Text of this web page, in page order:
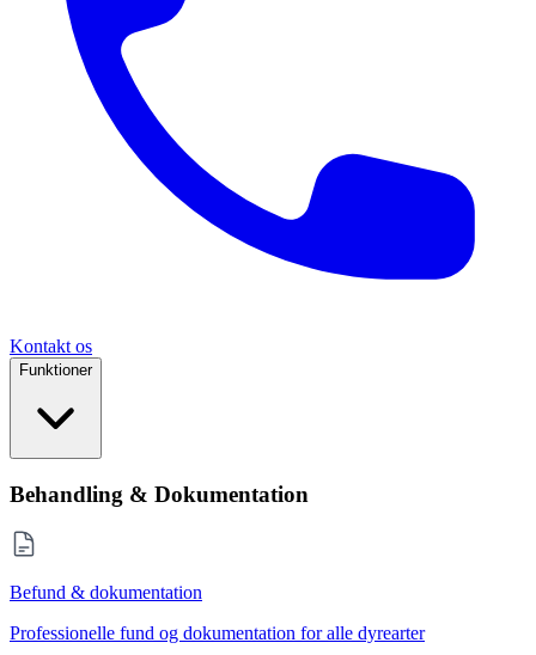
Kontakt os
Funktioner
Behandling & Dokumentation
Befund & dokumentation
Professionelle fund og dokumentation for alle dyrearter